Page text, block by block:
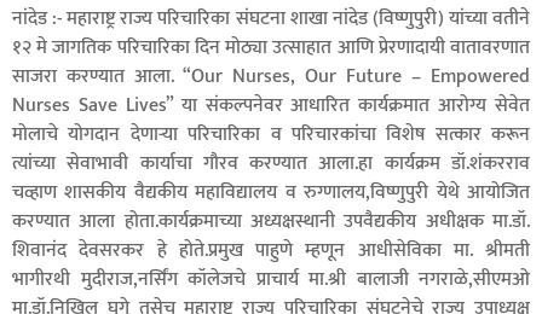
नांदेड :- महाराष्ट्र राज्य परिचारिका संघटना शाखा नांदेड (विष्णुपुरी) यांच्या वतीने
१२ मे जागतिक परिचारिका दिन मोठ्या उत्साहात आणि प्रेरणादायी वातावरणात
साजरा करण्यात आला. “Our Nurses, Our Future – Empowered
Nurses Save Lives” या संकल्पनेवर आधारित कार्यक्रमात आरोग्य सेवेत
मोलाचे योगदान देणाऱ्या परिचारिका व परिचारकांचा विशेष सत्कार करून
त्यांच्या सेवाभावी कार्याचा गौरव करण्यात आला.हा कार्यक्रम डॉ.शंकरराव
चव्हाण शासकीय वैद्यकीय महाविद्यालय व रुग्णालय,विष्णुपुरी येथे आयोजित
करण्यात आला होता.कार्यक्रमाच्या अध्यक्षस्थानी उपवैद्यकीय अधीक्षक मा.डॉ.
शिवानंद देवसरकर हे होते.प्रमुख पाहुणे म्हणून आधीसेविका मा. श्रीमती
भागीरथी मुदीराज,नर्सिंग कॉलेजचे प्राचार्य मा.श्री बालाजी नगराळे,सीएमओ